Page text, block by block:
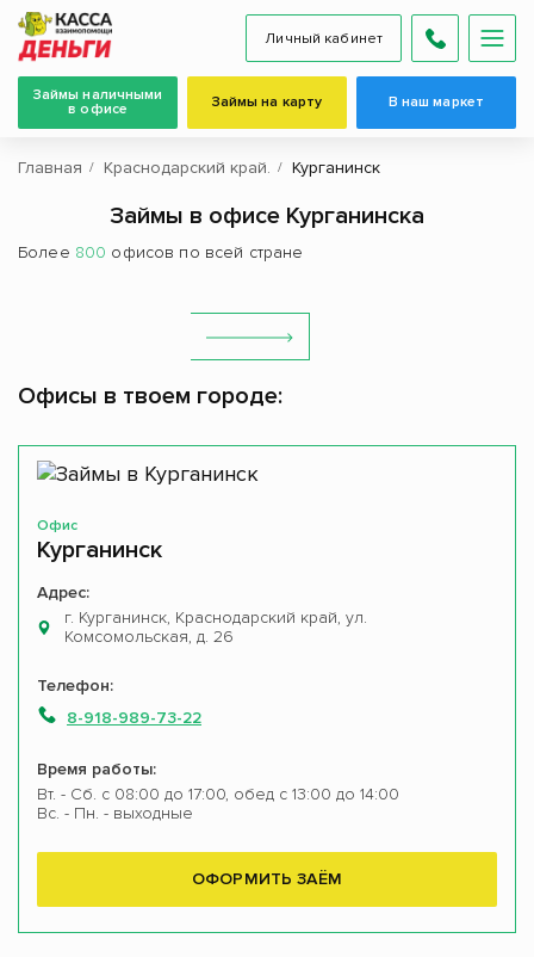
Личный кабинет
Займы наличными
в офисе
Займы на карту В наш маркет
Главная Краснодарский край. Курганинск
Займы в офисе Курганинска
Более 800 офисов по всей стране
Офисы в твоем городе:
Офис
Курганинск
Адрес:
г. Курганинск, Краснодарский край, ул.
Комсомольская, д. 26
Телефон:
8-918-989-73-22
Время работы:
Вт. - Сб. с 08:00 до 17:00, обед с 13:00 до 14:00
Вс. - Пн. - выходные
ОФОРМИТЬ ЗАЁМ